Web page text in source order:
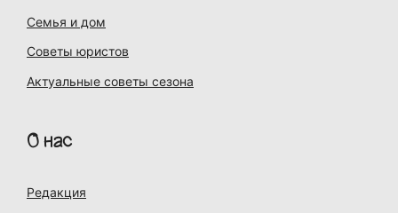
Семья и дом
Советы юристов
Актуальные советы сезона
О нас
Редакция